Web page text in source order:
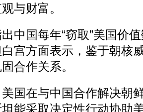
与财富。
中国每年“窃取”美国价
宫方面表示，鉴于朝核
合作关系。
国在与中国合作解决朝
能采取决定性行动协助